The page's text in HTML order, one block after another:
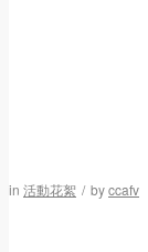
in 活動花絮 / byccafv